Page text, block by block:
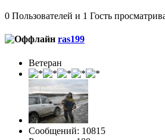
0 Пользователей и 1 Гость
ras199
Ветеран
Сообщений: 10815